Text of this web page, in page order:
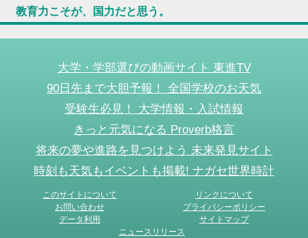
教育力こそが、国力だと思う。
大学・学部選びの動画サイト 東進TV
90日先まで大胆予報！ 全国学校のお天気
受験生必見！ 大学情報・入試情報
きっと元気になる Proverb格言
将来の夢や進路を見つけよう 未来発見サイト
時刻も天気もイベントも掲載! ナガセ世界時計
このサイトについて
リンクについて
お問い合わせ
プライバシーポリシー
データ利用
サイトマップ
ニュースリリース